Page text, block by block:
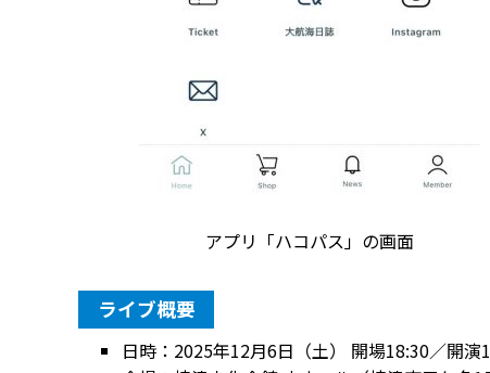
アプリ「ハコパス」の画面
ライブ概要
日時：2025年12月6日（土） 開場18:30／開演